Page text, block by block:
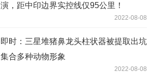
演，距中印边界实控线仅95公里！
2022-08-08
即时：三星堆猪鼻龙头柱状器被提取出坑
集合多种动物形象
2022-08-08